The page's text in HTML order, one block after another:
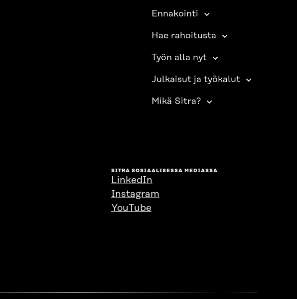
Ennakointi
Hae rahoitusta
Työn alla nyt
Julkaisut ja työkalut
Mikä Sitra?
SITRA SOSIAALISESSA MEDIASSA
LinkedIn
Instagram
YouTube